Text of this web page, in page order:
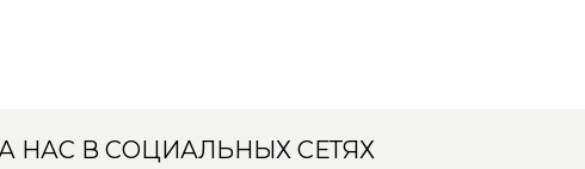
НАС В СОЦИАЛЬНЫХ СЕТЯХ